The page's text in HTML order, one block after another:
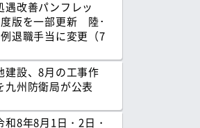
遇改善パンフレッ
度版を一部更新 陸･
退職手当に変更（7
建設、8月の工事作
九州防衛局が公表
8年8月1日・2日・